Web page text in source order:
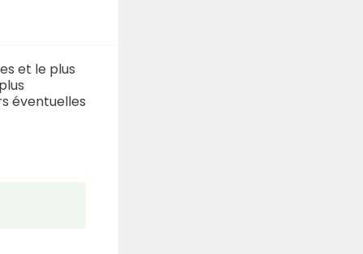
et le plus
éventuelles